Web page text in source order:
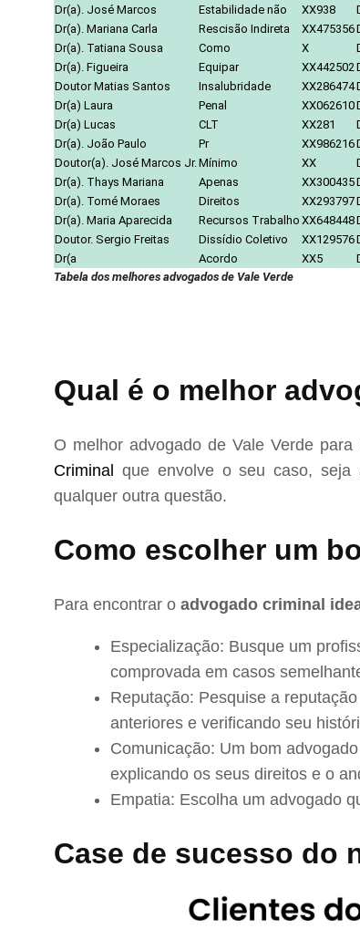
Dr(a). José Marcos
Estabilidade não XX938
Dr(a). Mariana Carla
Rescisão Indireta XX475356
Dr(a). Tatiana Sousa
Como X
Dr(a). Figueira
Equipar XX442502
Doutor Matias Santos
Insalubridade XX286474
Dr(a) Laura
Penal XX062610
Dr(a) Lucas
CLT XX281
Dr(a). João Paulo
Pr XX986216
Doutor(a). José Marcos Jr. Mínimo XX
Dr(a). Thays Mariana
Apenas XX300435
Dr(a). Tomé Moraes
Direitos XX293797
Dr(a). Maria Aparecida
Recursos Trabalho XX648448
Doutor. Sergio Freitas
Dissídio Coletivo XX129576
Dr(a
Acordo XX5
Tabela dos melhores advogados de Vale Verde
Qual é o melhor
O melhor advogado de Vale Verde
Criminal que envolve o seu caso, seja
qualquer outra questão.
Como escolher um
Para encontrar o advogado criminal
Especialização: Busque um
comprovada em casos
Reputação: Pesquise a
anteriores e verificando seu
Comunicação: Um bom
explicando os seus direitos e o
Empatia: Escolha um advogado
Case de sucesso do